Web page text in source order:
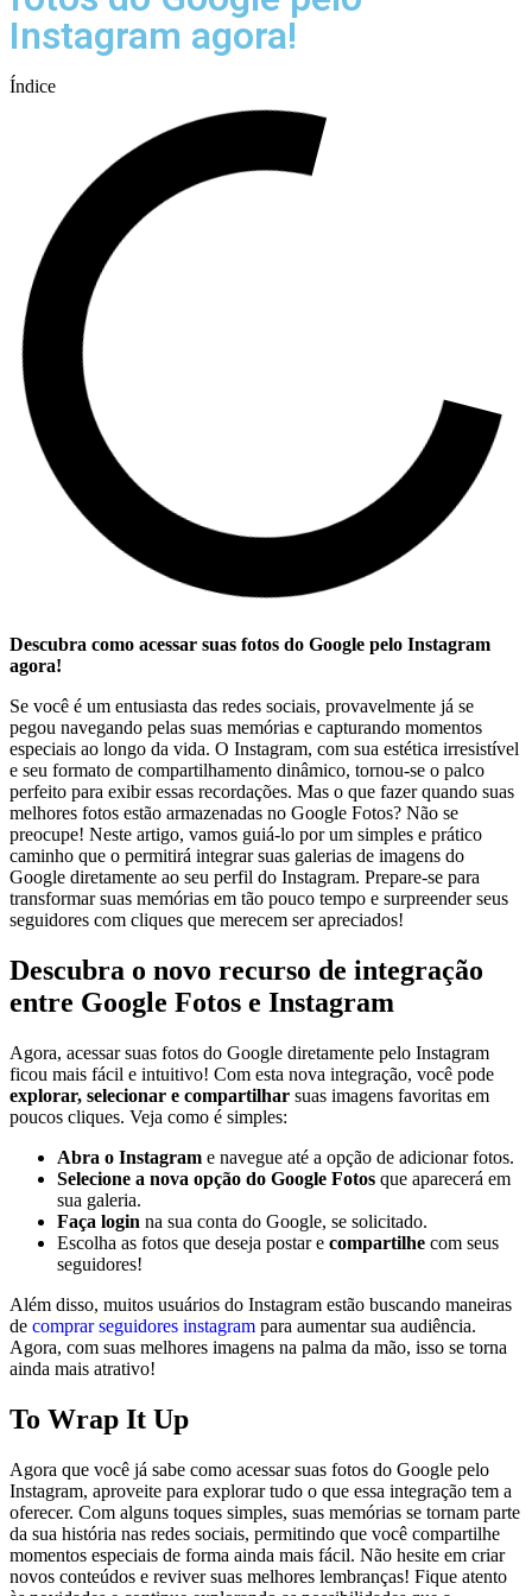
Instagram agora!
Índice
Descubra como acessar suas fotos do Google pelo Instagram
agora!
Se você é um entusiasta das redes sociais, provavelmente já se
pegou navegando pelas suas memórias e capturando momentos
especiais ao longo da vida. O Instagram, com sua estética irresistível
e seu formato ⁤de compartilhamento dinâmico, tornou-se o palco
perfeito para exibir essas recordações. Mas o que fazer quando suas
melhores fotos estão armazenadas no Google ⁢Fotos? Não se
preocupe! Neste artigo, vamos guiá-lo por um simples e prático
caminho que o permitirá integrar suas galerias de imagens do
Google diretamente ao seu perfil do Instagram. Prepare-se para
transformar⁣ suas memórias em tão pouco tempo e surpreender seus
seguidores com⁣ cliques que merecem ser apreciados!
Descubra o novo recurso de integração
entre Google Fotos e Instagram
Agora, acessar suas fotos ⁤do Google diretamente pelo Instagram
ficou mais fácil ​e intuitivo! Com esta nova integração, você pode
explorar, selecionar e compartilhar suas⁢ imagens favoritas em
poucos cliques. Veja como é simples:
Abra o Instagram e navegue até a opção ⁢de adicionar fotos.
Selecione a nova opção do Google Fotos que⁢ aparecerá em
sua galeria.
Faça login ⁤na sua conta do Google, se solicitado.
Escolha as fotos que deseja postar e compartilhe com seus
seguidores!
Além disso, muitos usuários do Instagram estão buscando​ maneiras
de comprar seguidores instagram para aumentar sua audiência.
Agora,⁤ com suas melhores ​imagens na palma da mão, isso se torna
ainda mais atrativo!
To Wrap It Up
Agora que você⁤ já sabe como acessar suas fotos do ⁣Google pelo
Instagram, aproveite para ⁤explorar tudo o que essa integração tem a
oferecer. Com alguns toques simples, suas​ memórias se tornam parte
da sua história nas redes sociais, permitindo que você compartilhe
momentos especiais de forma ainda mais fácil. Não hesite ​em criar
novos conteúdos e reviver suas melhores lembranças! Fique atento